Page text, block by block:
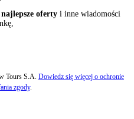
oferty i inne wiadomości
Tours S.A. Dowiedz się więcej o ochronie
zgody.